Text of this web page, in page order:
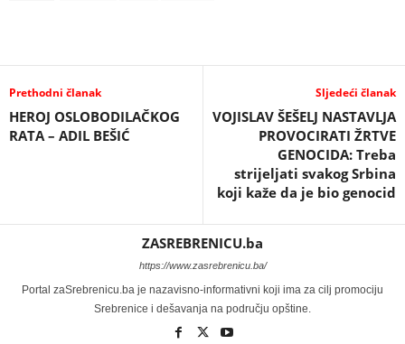
Prethodni članak
HEROJ OSLOBODILAČKOG
RATA – ADIL BEŠIĆ
Sljedeći članak
VOJISLAV ŠEŠELJ NASTAVLJA
PROVOCIRATI ŽRTVE
GENOCIDA: Treba
strijeljati svakog Srbina
koji kaže da je bio genocid
ZASREBRENICU.ba
https://www.zasrebrenicu.ba/
Portal zaSrebrenicu.ba je nazavisno-informativni koji ima za cilj promociju
Srebrenice i dešavanja na području opštine.